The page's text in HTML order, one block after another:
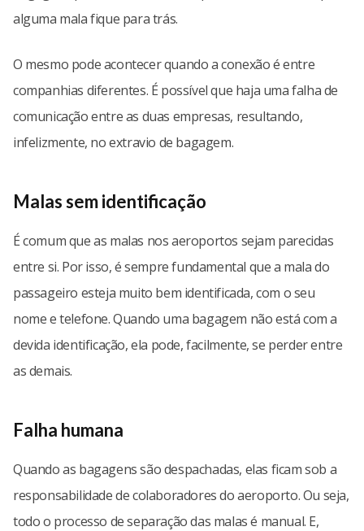
alguma mala fique para trás.
O mesmo pode acontecer quando a conexão é entre
companhias diferentes. É possível que haja uma falha de
comunicação entre as duas empresas, resultando,
infelizmente, no extravio de bagagem.
Malas sem identificação
É comum que as malas nos aeroportos sejam parecidas
entre si. Por isso, é sempre fundamental que a mala do
passageiro esteja muito bem identificada, com o seu
nome e telefone. Quando uma bagagem não está com a
devida identificação, ela pode, facilmente, se perder entre
as demais.
Falha humana
Quando as bagagens são despachadas, elas ficam sob a
responsabilidade de colaboradores do aeroporto. Ou seja,
todo o processo de separação das malas é manual. E,